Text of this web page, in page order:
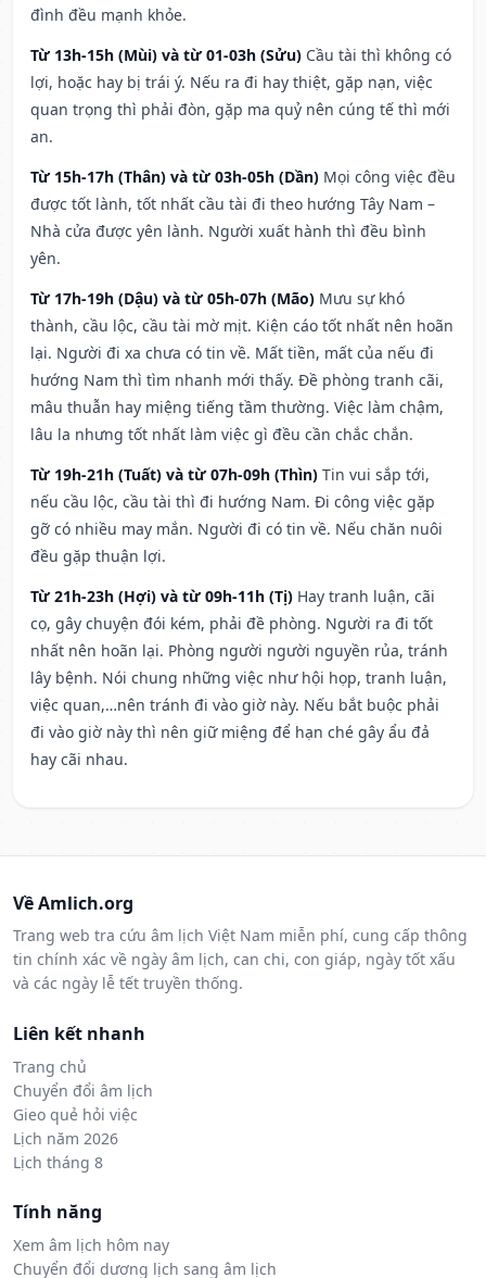
đình đều mạnh khỏe.
Từ 13h-15h (Mùi) và từ 01-03h (Sửu) Cầu tài thì không có
lợi, hoặc hay bị trái ý. Nếu ra đi hay thiệt, gặp nạn, việc
quan trọng thì phải đòn, gặp ma quỷ nên cúng tế thì mới
an.
Từ 15h-17h (Thân) và từ 03h-05h (Dần) Mọi công việc đều
được tốt lành, tốt nhất cầu tài đi theo hướng Tây Nam –
Nhà cửa được yên lành. Người xuất hành thì đều bình
yên.
Từ 17h-19h (Dậu) và từ 05h-07h (Mão) Mưu sự khó
thành, cầu lộc, cầu tài mờ mịt. Kiện cáo tốt nhất nên hoãn
lại. Người đi xa chưa có tin về. Mất tiền, mất của nếu đi
hướng Nam thì tìm nhanh mới thấy. Đề phòng tranh cãi,
mâu thuẫn hay miệng tiếng tầm thường. Việc làm chậm,
lâu la nhưng tốt nhất làm việc gì đều cần chắc chắn.
Từ 19h-21h (Tuất) và từ 07h-09h (Thìn) Tin vui sắp tới,
nếu cầu lộc, cầu tài thì đi hướng Nam. Đi công việc gặp
gỡ có nhiều may mắn. Người đi có tin về. Nếu chăn nuôi
đều gặp thuận lợi.
Từ 21h-23h (Hợi) và từ 09h-11h (Tị) Hay tranh luận, cãi
cọ, gây chuyện đói kém, phải đề phòng. Người ra đi tốt
nhất nên hoãn lại. Phòng người người nguyền rủa, tránh
lây bệnh. Nói chung những việc như hội họp, tranh luận,
việc quan,…nên tránh đi vào giờ này. Nếu bắt buộc phải
đi vào giờ này thì nên giữ miệng để hạn ché gây ẩu đả
hay cãi nhau.
Về Amlich.org
Trang web tra cứu âm lịch Việt Nam miễn phí, cung cấp thông
tin chính xác về ngày âm lịch, can chi, con giáp, ngày tốt xấu
và các ngày lễ tết truyền thống.
Liên kết nhanh
Trang chủ
Chuyển đổi âm lịch
Gieo quẻ hỏi việc
Lịch năm 2026
Lịch tháng 8
Tính năng
Xem âm lịch hôm nay
Chuyển đổi dương lịch sang âm lịch